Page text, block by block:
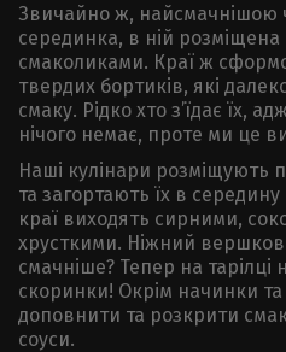
Звичайно ж, найсмачнішою
серединка, в ній розміщена
смаколиками. Краї ж
твердих бортиків, які
смаку. Рідко хто з’їдає їх,
нічого немає, проте ми це
Наші кулінари розміщують
та загортають їх в
краї виходять сирними,
хрусткими. Ніжний
смачніше? Тепер на тарілці
скоринки! Окрім начинки
доповнити та розкрити
соуси.